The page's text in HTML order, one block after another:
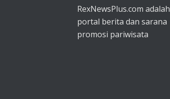
RexNewsPlus.com adalah
portal berita dan sarana
promosi pariwisata